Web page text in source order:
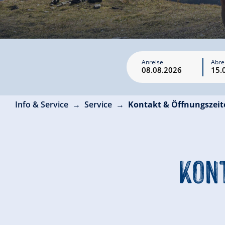
Anreise
Info & Service Service Kontakt &